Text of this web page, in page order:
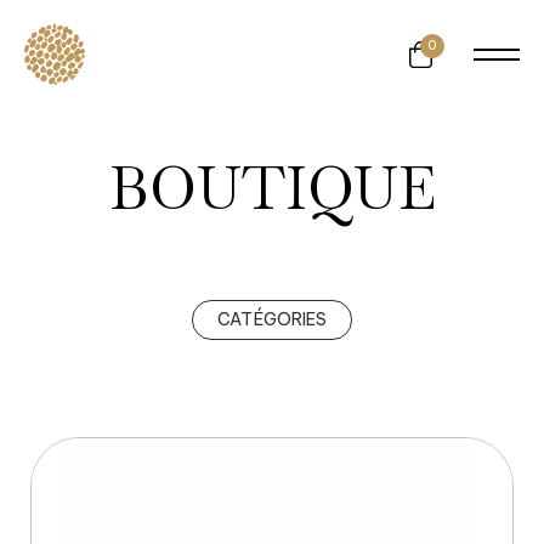
0
BOUTIQUE
CATÉGORIES